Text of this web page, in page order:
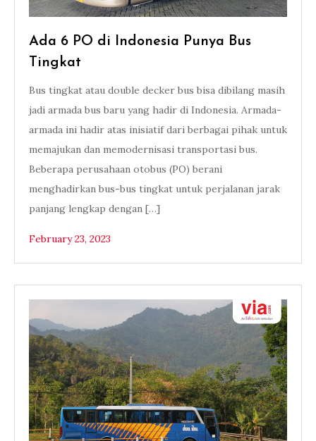
Ada 6 PO di Indonesia Punya Bus
Tingkat
Bus tingkat atau double decker bus bisa dibilang masih
jadi armada bus baru yang hadir di Indonesia. Armada-
armada ini hadir atas inisiatif dari berbagai pihak untuk
memajukan dan memodernisasi transportasi bus.
Beberapa perusahaan otobus (PO) berani
menghadirkan bus-bus tingkat untuk perjalanan jarak
panjang lengkap dengan […]
February 23, 2023